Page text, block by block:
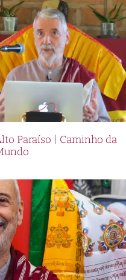
Paraíso | Caminho da